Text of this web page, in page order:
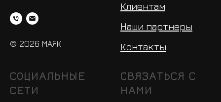
© 2026 МАЯК
Клиентам
Наши партнеры
Контакты
СОЦИАЛЬНЫЕ
СЕТИ
СВЯЗАТЬСЯ С
НАМИ